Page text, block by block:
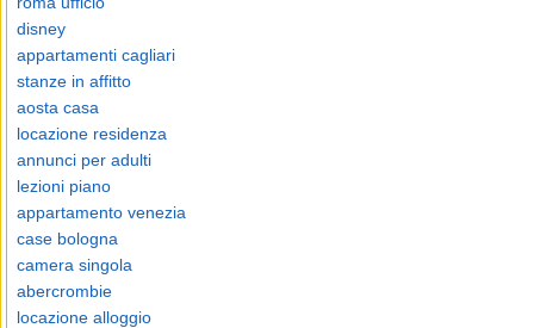
disney
appartamenti cagliari
stanze in affitto
aosta casa
locazione residenza
annunci per adulti
lezioni piano
appartamento venezia
case bologna
camera singola
abercrombie
locazione alloggio